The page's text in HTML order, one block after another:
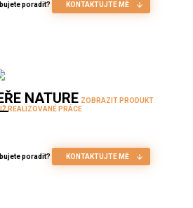
poradit? KONTAKTUJTE MĚ
NATURE ZOBRAZIT PRODUKT
REALIZOVANÉ PRÁCE
poradit? KONTAKTUJTE MĚ